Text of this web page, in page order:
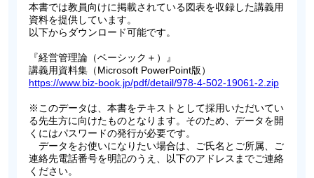
３ イノベーションの全体像
４ イノベーション・メカニズムの解明に向けて
第Ⅳ部 日本企業のマネジメント
第１３章 日本企業における人のマネジメント
１ 人のマネジメントとは何か
３ 日本的経営と人のマネジメント
４ 新しい日本的経営へ向けて
第１４章 生産管理とその日本的特徴
１ ２つの大量生産物語
２ 生産管理と経営
本書では教員向けに掲載されている図表を収録した講義用
資料を提供しています。
以下からダウンロード可能です。
『経営管理論（ベーシック＋）』
講義用資料集（Microsoft PowerPoint版）
https://www.biz-book.jp/pdf/detail/978-4-502-19061-2.zip
※このデータは、本書をテキストとして採用いただいてい
る先生方に向けたものとなります。そのため、データを開
くにはパスワードの発行が必要です。
データをお使いになりたい場合は、ご氏名とご所属、ご
連絡先電話番号を明記のうえ、以下のアドレスまでご連絡
ください。